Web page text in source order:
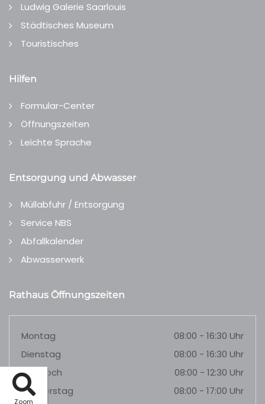
Zoom
Ludwig Galerie Saarlouis
Städtisches Museum
Touristisches
Hilfen
Formular-Center
Öffnungszeiten
Leichte Sprache
Entsorgung und Abwasser
Müllabfuhr / Entsorgung
Service NBS
Abfallkalender
Abwasserwerk
Rathaus Öffnungszeiten
Montag
08:00 - 16:30 Uhr
Dienstag
08:00 - 16:30 Uhr
Mittwoch
08:00 - 12:30 Uhr
Donnerstag
08:00 - 17:00 Uhr